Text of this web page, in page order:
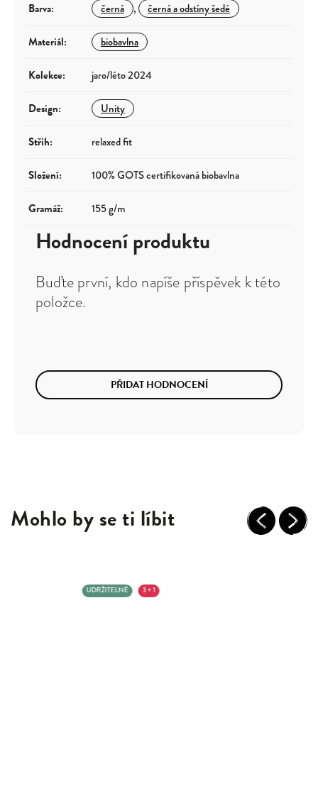
Barva: černá , černá a odstíny šedé
Materiál: biobavlna
Kolekce: jaro/léto 2024
Design: Unity
Střih: relaxed fit
Složení: 100% GOTS certifikovaná biobavlna
Gramáž: 155 g/m
Hodnocení produktu
Buďte první, kdo napíše příspěvek k této
položce.
PŘIDAT HODNOCENÍ
Mohlo by se ti líbit Previous
3 + 1
Next